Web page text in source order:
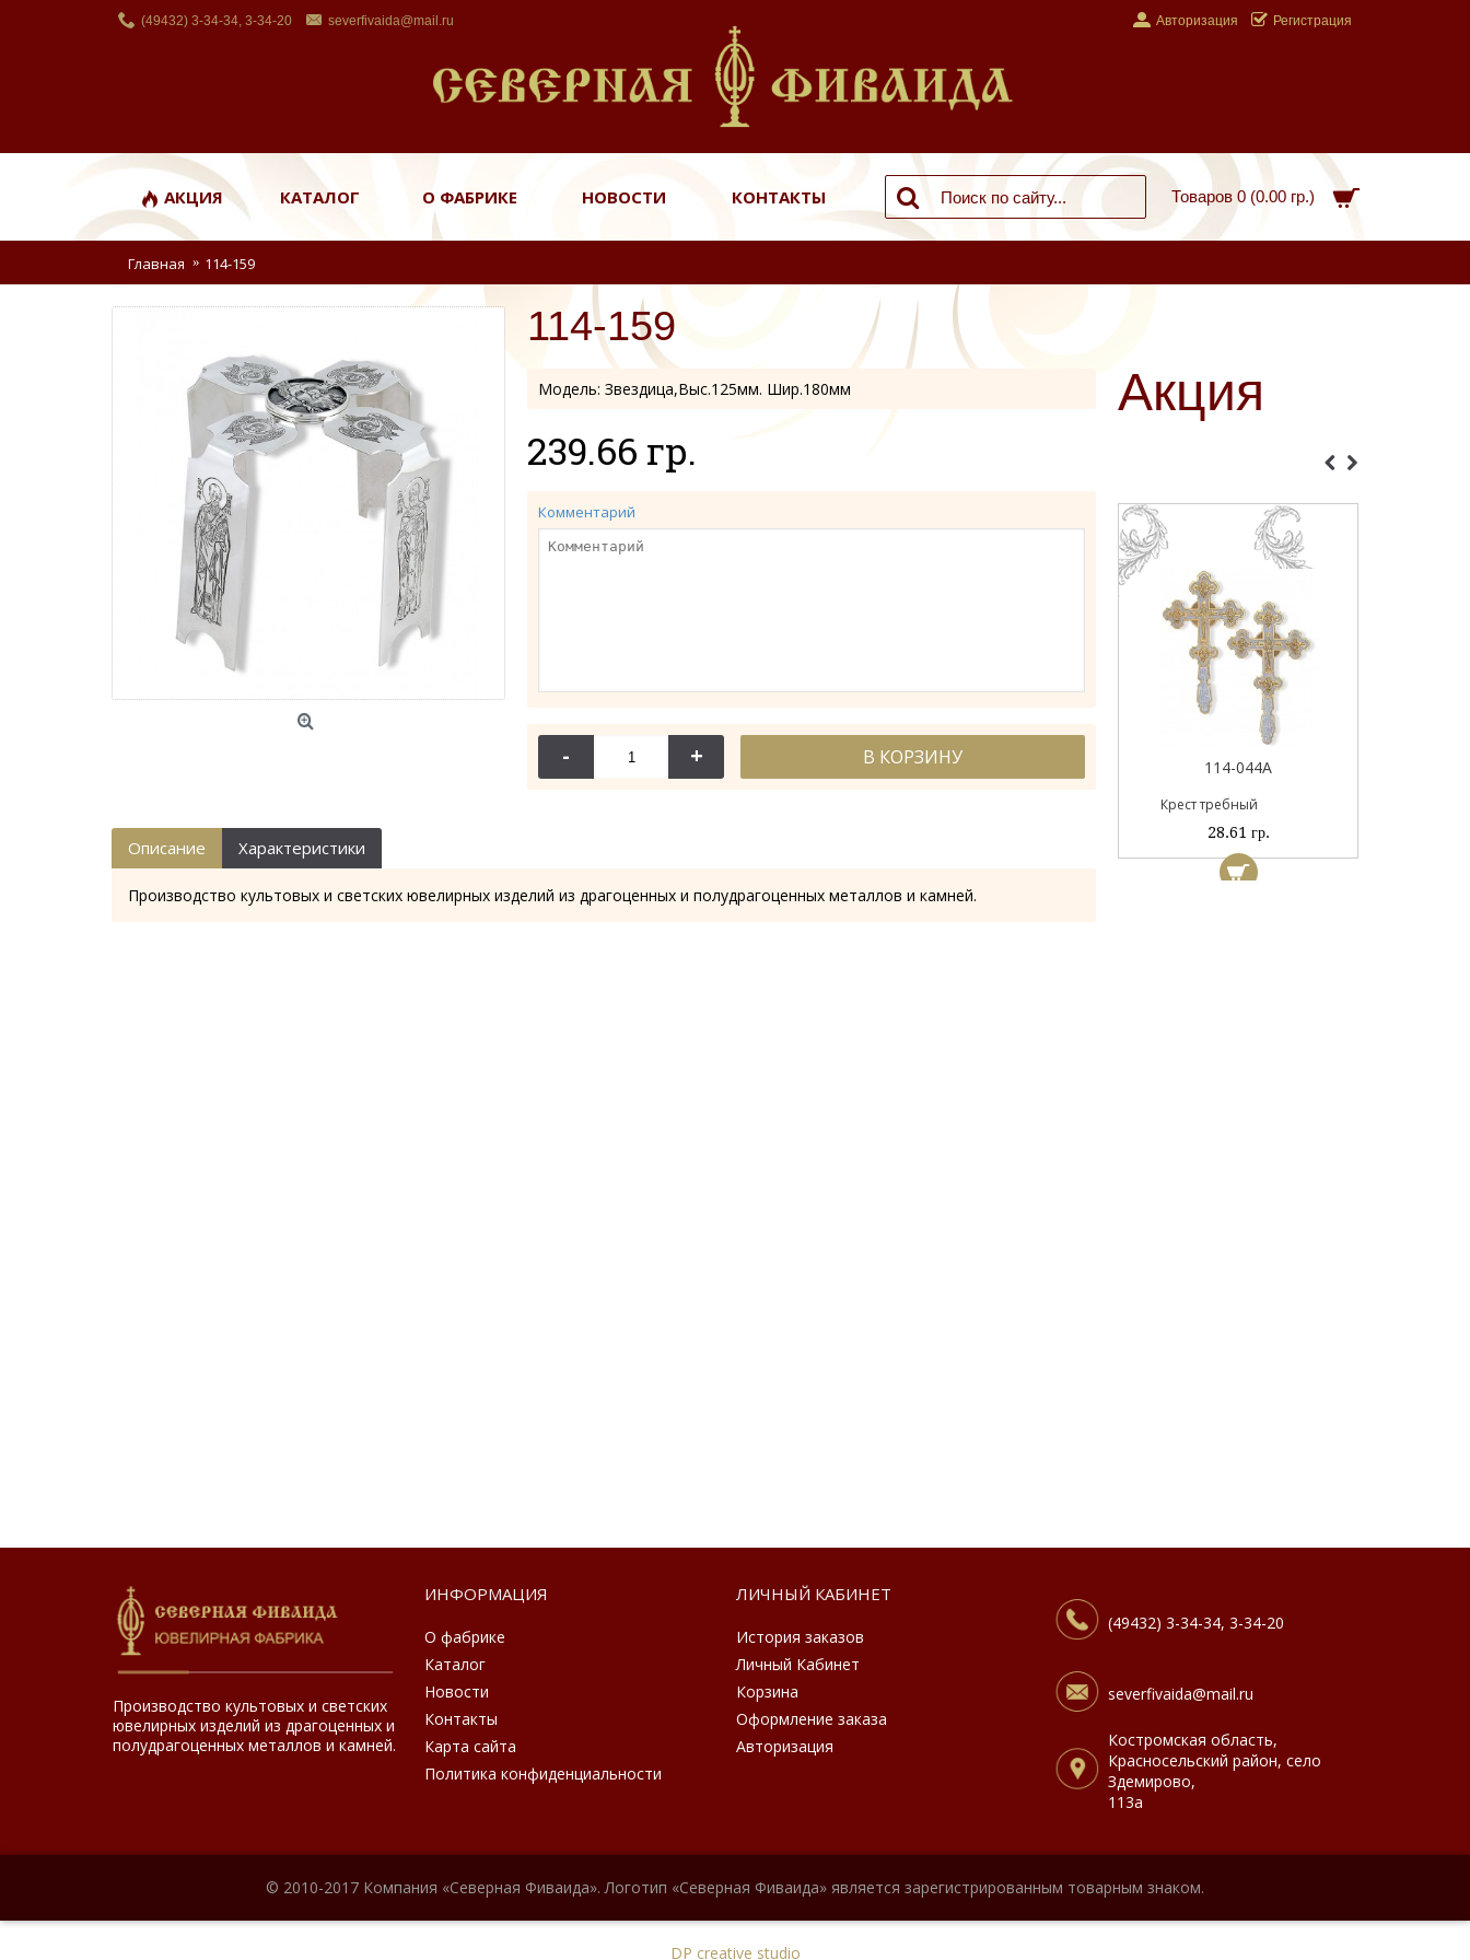
(49432) 3-34-34, 3-34-20 severfivaida@mail.ru Авторизация Регистрация
АКЦИЯ КАТАЛОГ О ФАБРИКЕ НОВОСТИ КОНТАКТЫ Товаров 0 (0.00 гр.)
Главная 114-159
Акция
114-044 114-044А
Крест требный
28.61 гр.
114-159
Модель: Звездица,Выс.125мм. Шир.180мм
239.66 гр.
Комментарий
- + В КОРЗИНУ
Описание Характеристики
Производство культовых и светских ювелирных изделий из драгоценных и полудрагоценных металлов и камней.
Производство культовых и светских
ювелирных изделий из драгоценных и
полудрагоценных металлов и камней.
ИНФОРМАЦИЯ
О фабрике
Каталог
Новости
Контакты
Карта сайта
Политика конфиденциальности
ЛИЧНЫЙ КАБИНЕТ
История заказов
Личный Кабинет
Корзина
Оформление заказа
Авторизация
(49432) 3-34-34, 3-34-20
severfivaida@mail.ru
Костромская область,
Красносельский район, село
Здемирово,
113а
© 2010-2017 Компания «Северная Фиваида». Логотип «Северная Фиваида» является зарегистрированным товарным знаком.
DP creative studio